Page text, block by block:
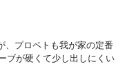
、プロペトも我が家の定番
ブが硬くて少し出しにくい